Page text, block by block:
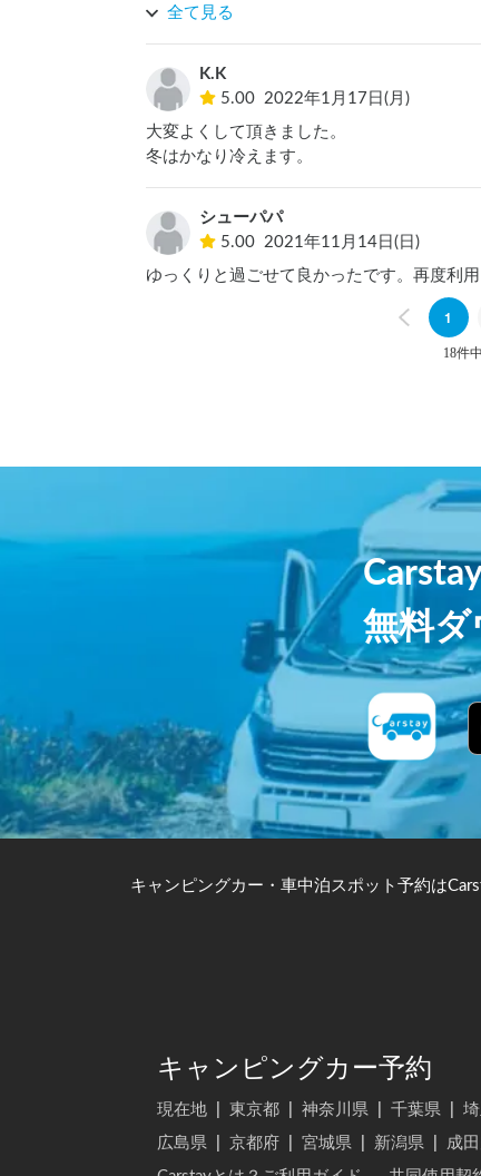
また利用させて頂きたいと思います。
全て見る
K.K
5.00 2022年1月17日(月)
大変よくして頂きました。
冬はかなり冷えます。
シューパパ
5.00 2021年11月14日(日)
ゆっくりと過ごせて良かったです。再度利用
Previous
1
18件
無料ダ
キャンピングカー・車中泊スポット予約は
キャンピングカー予約
現在地 東京都 神奈川県 千葉県
広島県
京都府 宮城県 新潟県 成